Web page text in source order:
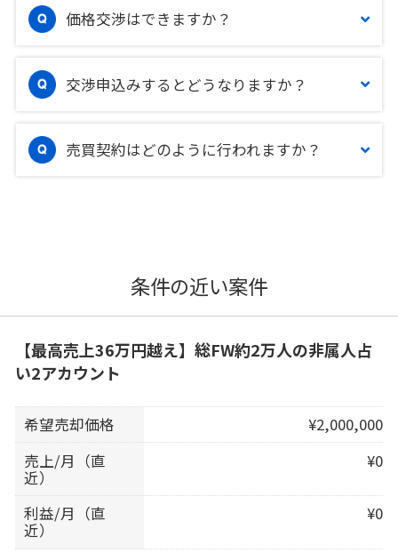
価格交渉はできますか？
交渉申込みするとどうなりますか？
売買契約はどのように行われますか？
条件の近い案件
【最高売上36万円越え】総FW約2万人の非属人占
い2アカウント
希望売却価格
¥2,000,000
売上/月（直
近）
¥0
利益/月（直
近）
¥0